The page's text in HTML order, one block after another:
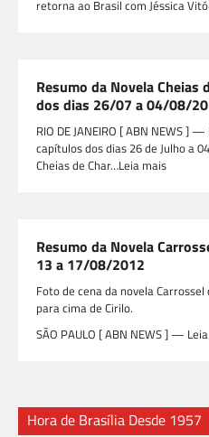
retorna ao Brasil com Jéssica
Resumo da Novela Cheias
dos dias 26/07 a 04/08/
RIO DE JANEIRO [ ABN NEWS ]
capítulos dos dias 26 de Julho a
Cheias de Char…Leia mais
Resumo da Novela
13 a 17/08/2012
Foto de cena da novela
para cima de Cirilo.
SÃO PAULO [ ABN NEWS ] —
Hora de Brasília Desde 1957